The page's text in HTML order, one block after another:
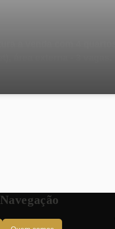
Navegação